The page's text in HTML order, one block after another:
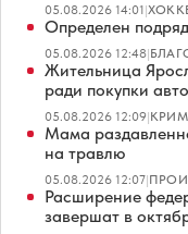
05.08.2026 14:01|
Определен
05.08.2026 12:48|
Жительница
ради покупки
05.08.2026 12:09|
Мама
на травлю
05.08.2026 12:07|
Расширение
завершат в